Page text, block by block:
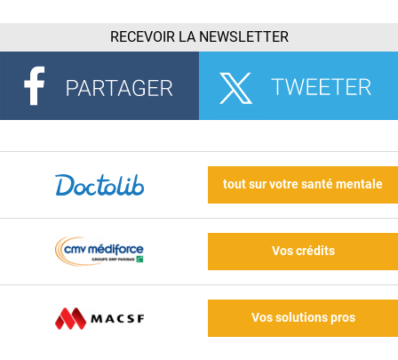
RECEVOIR LA NEWSLETTER
tout sur votre santé mentale
Vos crédits
Vos solutions pros